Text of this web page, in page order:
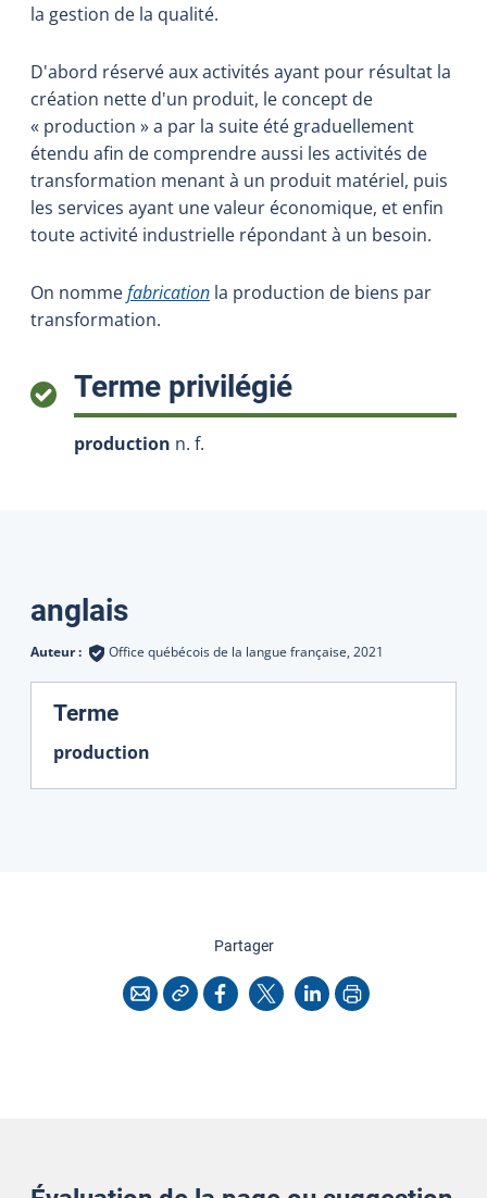
la gestion de la qualité.
D'abord réservé aux activités ayant pour résultat la
création nette d'un produit, le concept de
« production » a par la suite été graduellement
étendu afin de comprendre aussi les activités de
transformation menant à un produit matériel, puis
les services ayant une valeur économique, et enfin
toute activité industrielle répondant à un besoin.
On nommefabrication la production de biens par
transformation.
Terme privilégié:
production n. f.
Traductions
anglais
Auteur : Office québécois de la langue française, 2021
Terme:
production
Partagercette page
CourrielCopier l'adresse
Facebook
X LinkedInImprimer